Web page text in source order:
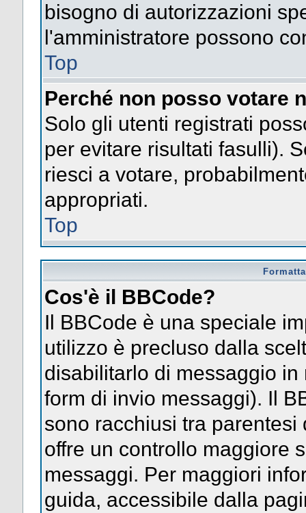
bisogno di autorizzazioni
l'amministratore possono
Top
Perché non posso votare
Solo gli utenti registrati
per evitare risultati fasulli).
riesci a votare,
appropriati.
Top
Cos'è il BBCode?
Il BBCode è una speciale
utilizzo è precluso dalla
disabilitarlo di messaggio
form di invio messaggi). Il
sono racchiusi tra
offre un controllo maggiore
messaggi. Per maggiori
guida, accessibile dalla